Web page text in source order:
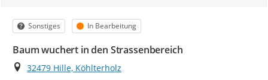
Kategorie
Sonstiges Status
In Bearbeitung
Baum wuchert in den Strassenbereich
Ort
32479 Hille, Köhlterholz